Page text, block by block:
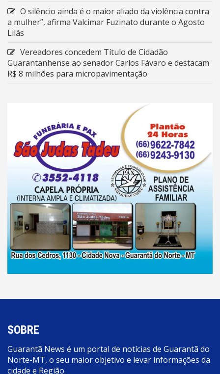
O silêncio ainda é o maior aliado da violência contra
a mulher”, afirma Valcimar Fuzinato durante o Agosto
Lilás
Vereadores concedem Título de Cidadão
Guarantanhense ao senador Carlos Fávaro e destacam
R$ 8 milhões para micropavimentação
SOBRE
Guarantã News é um portal de notícias de Guarantã do
Norte-MT, o seu maior objetivo e levar informações da
cidade e Região.